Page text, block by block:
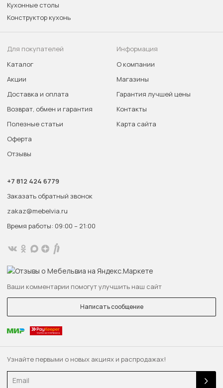
Узнайте первыми о новых акциях и распродажах!
Email
Кухонные столы
Конструктор кухонь
Для покупателей
Каталог
Акции
Доставка и оплата
Возврат, обмен и гарантия
Полезные статьи
Оферта
Отзывы
Информация
О компании
Магазины
Гарантия лучшей цены
Контакты
Карта сайта
+7 812 424 6779
Заказать обратный звонок
zakaz@mebelvia.ru
Время работы: 09:00 – 21:00
Ваши комментарии помогут улучшить наш сайт
Написать сообщение